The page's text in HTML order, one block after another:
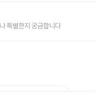
특별한지 궁금합니다